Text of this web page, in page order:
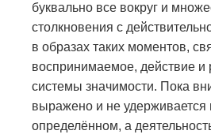
буквально все вокруг и
столкновения с
в образах таких моментов,
воспринимаемое, действие и
системы значимости. Пока
выражено и не удерживается
определённом, а